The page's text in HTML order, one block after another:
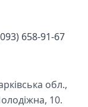
658-91-67
обл.,
10.